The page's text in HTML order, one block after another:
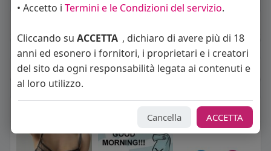
Album(0)
• Accetto i Termini e le Condizioni del servizio.
Cliccando su ACCETTA , dichiaro di avere più di 18
anni ed esonero i fornitori, i proprietari e i creatori
del sito da ogni responsabilità legata ai contenuti e
al loro utilizzo.
Cancella ACCETTA